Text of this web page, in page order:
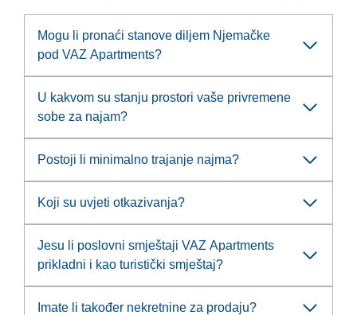
Mogu li pronaći stanove diljem Njemačke
pod VAZ Apartments?
U kakvom su stanju prostori vaše privremene
sobe za najam?
Postoji li minimalno trajanje najma?
Koji su uvjeti otkazivanja?
Jesu li poslovni smještaji VAZ Apartments
prikladni i kao turistički smještaj?
Imate li također nekretnine za prodaju?